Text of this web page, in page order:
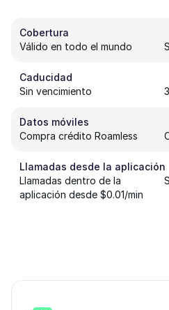
Cobertura
Válido en todo el mundo
Caducidad
Sin vencimiento
Datos móviles
Compra crédito Roamless
Llamadas desde la aplicación
Llamadas dentro de la
aplicación desde $0.01/min